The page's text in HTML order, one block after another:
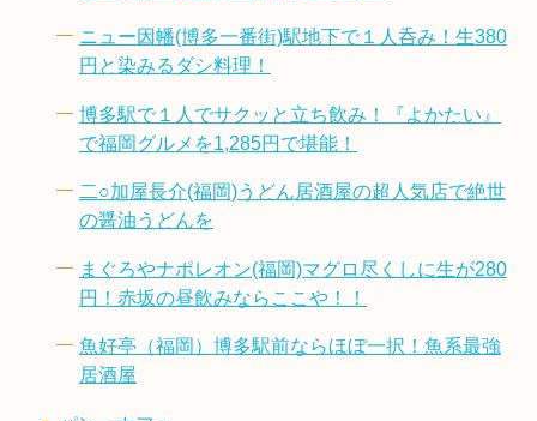
ニュー因幡(博多一番街)駅地下で１人呑み！生380
円と染みるダシ料理！
博多駅で１人でサクッと立ち飲み！『よかたい』
で福岡グルメを1,285円で堪能！
二○加屋長介(福岡)うどん居酒屋の超人気店で絶世
の醤油うどんを
まぐろやナポレオン(福岡)マグロ尽くしに生が280
円！赤坂の昼飲みならここや！！
魚好亭（福岡）博多駅前ならほぼ一択！魚系最強
居酒屋